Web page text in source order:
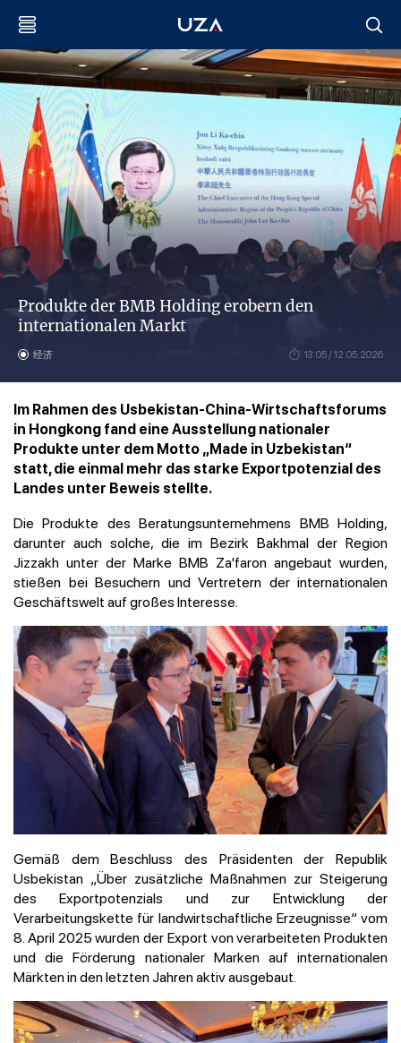
Produkte der BMB Holding erobern den
internationalen Markt
经济 13:05 / 12.05.2026
Im Rahmen des Usbekistan-China-Wirtschaftsforums
in Hongkong fand eine Ausstellung nationaler
Produkte unter dem Motto „Made in Uzbekistan“
statt, die einmal mehr das starke Exportpotenzial des
Landes unter Beweis stellte.
Die Produkte des Beratungsunternehmens BMB Holding,
darunter auch solche, die im Bezirk Bakhmal der Region
Jizzakh unter der Marke BMB Za'faron angebaut wurden,
stießen bei Besuchern und Vertretern der internationalen
Geschäftswelt auf großes Interesse.
Gemäß dem Beschluss des Präsidenten der Republik
Usbekistan „Über zusätzliche Maßnahmen zur Steigerung
des Exportpotenzials und zur Entwicklung der
Verarbeitungskette für landwirtschaftliche Erzeugnisse“ vom
8. April 2025 wurden der Export von verarbeiteten Produkten
und die Förderung nationaler Marken auf internationalen
Märkten in den letzten Jahren aktiv ausgebaut.